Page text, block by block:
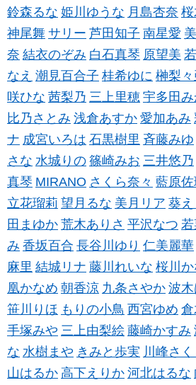
鈴森るな 姫川ゆうな 月島杏奈
神尾舞 サリー 芦田知子 南星愛
奈 結衣のぞみ 白石真琴 原望美
なえ 潮見百合子 桂希ゆに 榊梨々
咲ひな 茜梨乃 三上里穂 宇多田
比乃さとみ 浅倉あすか 愛加あみ
ナ 成宮いろは 石黒樹里 斉藤みゆ
さな 水城りの 篠崎みお 三井悠乃
真琴 MIRANO さくら奈々 藍原
立花瑠莉 望月るな 美月リア 葵え
田まゆか 荒木ありさ 平沢なつ
み 香坂百合 長谷川ゆり 仁美麗華
麻里 結城リナ 藤川れいな 桜川か
凰かなめ 朝香涼 九条さやか 波
笹川りほ もりの小鳥 西宮ゆめ
手塚みや 三上由梨絵 藤崎かすみ
な 水樹まや きみと歩実 川峰さく
山はるか 高下えりか 河北はるな